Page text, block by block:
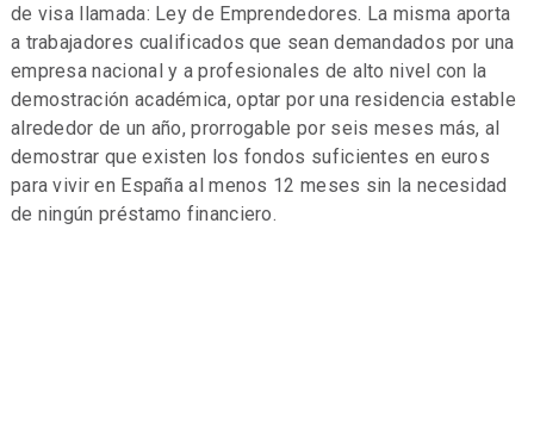
de visa llamada: Ley de Emprendedores. La misma aporta
a trabajadores cualificados que sean demandados por una
empresa nacional y a profesionales de alto nivel con la
demostración académica, optar por una residencia estable
alrededor de un año, prorrogable por seis meses más, al
demostrar que existen los fondos suficientes en euros
para vivir en España al menos 12 meses sin la necesidad
de ningún préstamo financiero.